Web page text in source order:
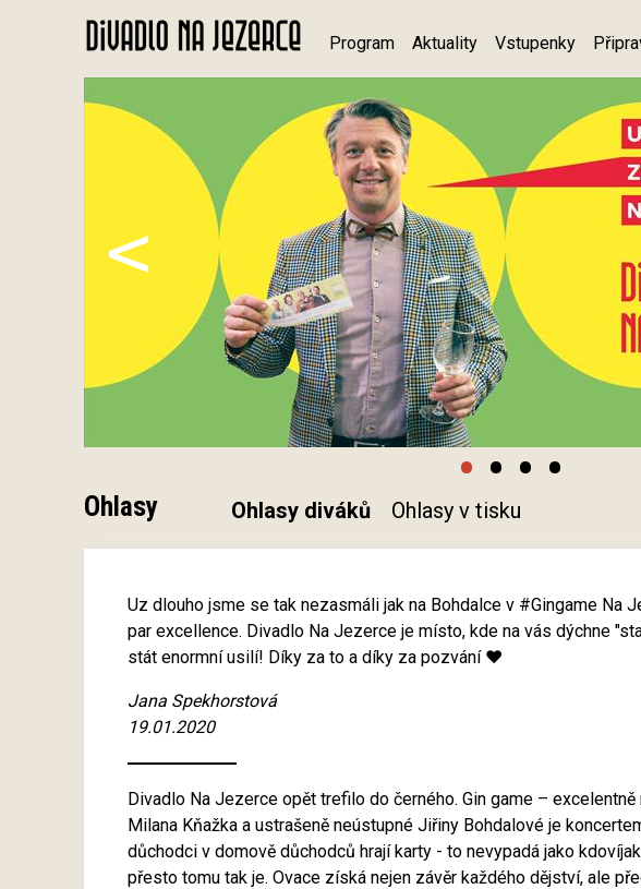
Program Aktuality Vstupenky
<
••••
Ohlasy Ohlasy diváků Ohlasy v tisku
Uz dlouho jsme se tak nezasmáli jak na Bohdalce v #Gingame Na
par excellence. Divadlo Na Jezerce je místo, kde na vás dýchne
stát enormní usilí! Díky za to a díky za pozvání ❤
Jana Spekhorstová
19.01.2020
Divadlo Na Jezerce opět trefilo do černého. Gin game –
Milana Kňažka a ustrašeně neústupné Jiřiny Bohdalové je
důchodci v domově důchodců hrají karty - to nevypadá jako
přesto tomu tak je. Ovace získá nejen závěr každého dějství, ale